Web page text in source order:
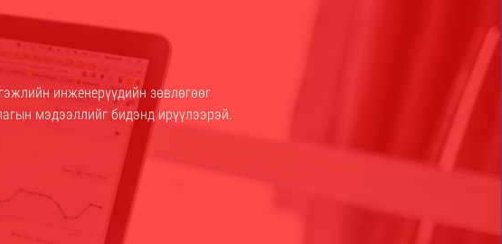
инженерүүдийн зөвлөгөөг
мэдээллийг бидэнд ирүүлээрэй.